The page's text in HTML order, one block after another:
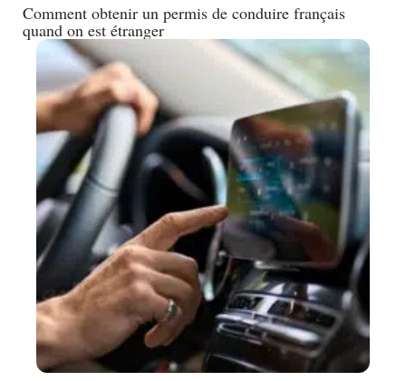
Comment obtenir un permis de conduire français
quand on est étranger